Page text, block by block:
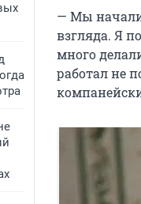
— Мы начали
взгляда. Я
много
работал не